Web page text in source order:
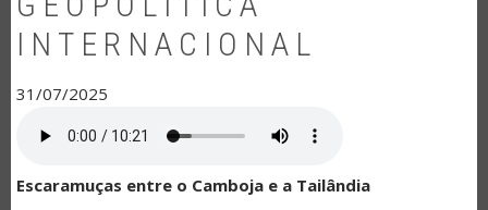
INTERNACIONAL
31/07/2025
Escaramuças entre o Camboja e a Tailândia